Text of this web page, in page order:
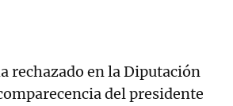
rechazado en la Diputación
del presidente